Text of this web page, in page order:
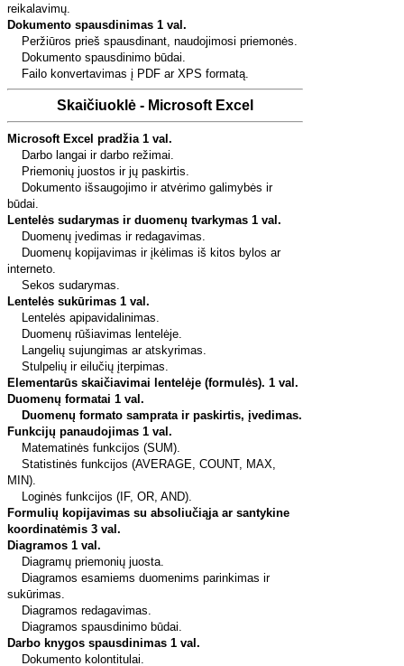
reikalavimų.
Dokumento spausdinimas 1 val.
Peržiūros prieš spausdinant, naudojimosi priemonės.
Dokumento spausdinimo būdai.
Failo konvertavimas į PDF ar XPS formatą.
Skaičiuoklė - Microsoft Excel
Microsoft Excel pradžia 1 val.
Darbo langai ir darbo režimai.
Priemonių juostos ir jų paskirtis.
Dokumento išsaugojimo ir atvėrimo galimybės ir
būdai.
Lentelės sudarymas ir duomenų tvarkymas 1 val.
Duomenų įvedimas ir redagavimas.
Duomenų kopijavimas ir įkėlimas iš kitos bylos ar
interneto.
Sekos sudarymas.
Lentelės sukūrimas 1 val.
Lentelės apipavidalinimas.
Duomenų rūšiavimas lentelėje.
Langelių sujungimas ar atskyrimas.
Stulpelių ir eilučių įterpimas.
Elementarūs skaičiavimai lentelėje (formulės). 1 val.
Duomenų formatai 1 val.
Duomenų formato samprata ir paskirtis, įvedimas.
Funkcijų panaudojimas 1 val.
Matematinės funkcijos (SUM).
Statistinės funkcijos (AVERAGE, COUNT, MAX,
MIN).
Loginės funkcijos (IF, OR, AND).
Formulių kopijavimas su absoliučiąja ar santykine
koordinatėmis 3 val.
Diagramos 1 val.
Diagramų priemonių juosta.
Diagramos esamiems duomenims parinkimas ir
sukūrimas.
Diagramos redagavimas.
Diagramos spausdinimo būdai.
Darbo knygos spausdinimas 1 val.
Dokumento kolontitulai.